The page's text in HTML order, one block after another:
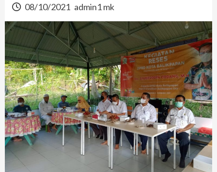
08/10/2021 admin1 mk